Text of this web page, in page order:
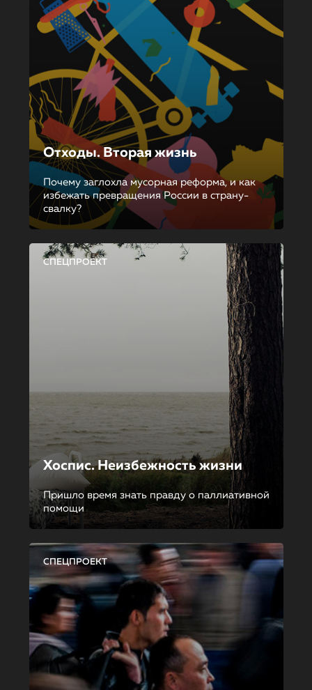
Отходы. Вторая жизнь
Почему заглохла мусорная реформа, и как
избежать превращения России в страну-
свалку?
СПЕЦПРОЕКТ
Хоспис. Неизбежность жизни
Пришло время знать правду о паллиативной
помощи
СПЕЦПРОЕКТ